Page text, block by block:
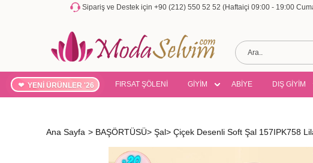
Sipariş ve Destek için +90 (212) 550 52 52 (Haftaiçi 09:00 - 19:00
YENİ ÜRÜNLER '26 FIRSAT ŞÖLENİ GİYİM ABİYE DIŞ GİYİM
Ana Sayfa > BAŞÖRTÜSÜ> Şal> Çiçek Desenli Soft Şal 157IPK758